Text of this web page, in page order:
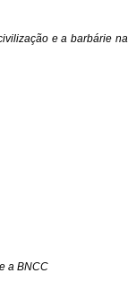
e a barbárie na
a BNCC